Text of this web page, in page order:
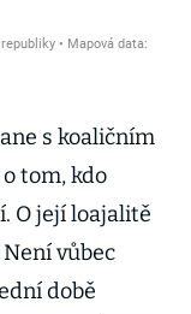
s koaličním
o tom, kdo
O její loajalitě
vůbec
době